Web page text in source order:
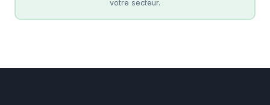
votre secteur.